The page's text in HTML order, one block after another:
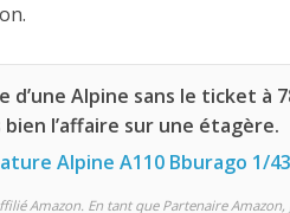
d’une Alpine sans le ticket
l’affaire sur une étagère.
Alpine A110 Bburago 1/43
Amazon. En tant que Partenaire